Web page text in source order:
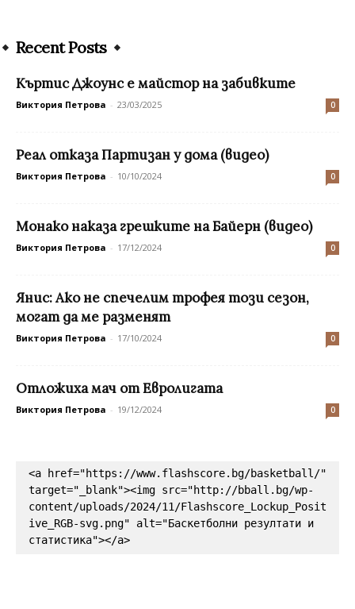
Recent Posts
Къртис Джоунс е майстор на забивките
Виктория Петрова - 23/03/2025 0
Реал отказа Партизан у дома (видео)
Виктория Петрова - 10/10/2024 0
Монако наказа грешките на Байерн (видео)
Виктория Петрова - 17/12/2024 0
Янис: Ако не спечелим трофея този сезон,
могат да ме разменят
Виктория Петрова - 17/10/2024 0
Отложиха мач от Евролигата
Виктория Петрова - 19/12/2024 0
<a href="https://www.flashscore.bg/basketball/"
target="_blank"><img src="http://bball.bg/wp-
content/uploads/2024/11/Flashscore_Lockup_Posit
ive_RGB-svg.png" alt="Баскетболни резултати и
статистика"></a>